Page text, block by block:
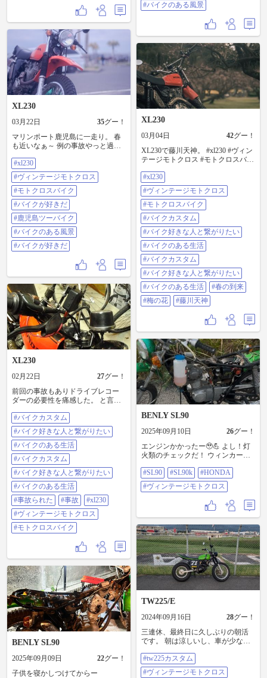
#バイクのある風景
XL230
03月22日 35グー！
マリンポート鹿児島に一走り。 春
も近いなぁ～ 例の事故やっと過失
活も近いかな？ だけど、XL230も
大好きよ！ #xl230 #ヴィンテージモ
トクロス #モトクロスバイク #バイ
クが好きだ #鹿児島ツーバイク #バ
イクのある風景 #バイクが好きだ
#xl230
#ヴィンテージモトクロス
#モトクロスバイク
#バイクが好きだ
#鹿児島ツーバイク
#バイクのある風景
#バイクが好きだ
XL230
03月04日 42グー！
XL230で藤川天神。 #xl230 #ヴィン
テージモトクロス #モトクロスバイ
人と繋がりたい #バイクのある生活
#バイクカスタム #バイク好きな人
と繋がりたい #バイクのある生活 #
春の到来 #梅の花 #藤川天神
#xl230
#ヴィンテージモトクロス
#モトクロスバイク
#バイクカスタム
#バイク好きな人と繋がりたい
#バイクのある生活
#バイクカスタム
#バイク好きな人と繋がりたい
#バイクのある生活
#春の到来
#梅の花
#藤川天神
XL230
02月22日 27グー！
前回の事故もありドライブレコー
ダーの必要性を痛感した。 と言う
クションカメラを取り付け。 本当
はデイトナのヘルメットにつける
前後撮影がいいのだが、ちょっと
金ないので繋ぎとして2000円位の
を前だけでもないよりはマシかと
思い、MP30かMP20を買うまで繋
ぎとしてね。 相手の保険会社、あ
り得ない過失割合を言ってやがっ
きたからな～ #バイクカスタム #バ
イク好きな人と繋がりたい #バイク
のある生活 #バイクカスタム #バイ
ク好きな人と繋がりたい #バイクの
ある生活 #事故られた #事故 #xl230
#ヴィンテージモトクロス #モトク
#バイクカスタム
#バイク好きな人と繋がりたい
#バイクのある生活
#バイクカスタム
#バイク好きな人と繋がりたい
#バイクのある生活
#事故られた
#事故
#xl230
#ヴィンテージモトクロス
#モトクロスバイク
BENLY SL90
2025年09月10日 26グー！
エンジンかかったー🥹💪 よし！灯
火類のチェックだ！ ウィンカー良
ON！ あれ、エンジン止まっ
た・・・ しかも再起動不能・・・
レギュレータかな、ヒューズか
な。 そーいやヒューズボックスな
いな🤔 自分が見た事あるレギュレ
ータも無い。 この時代は違う形し
てるのかな。 どれなんだろ🤔 調べ
ないと🤔💦 #SL90 #SL90k #HONDA
#ヴィンテージモトクロス
#SL90 #SL90k
#HONDA
#ヴィンテージモトクロス
BENLY SL90
2025年09月09日 22グー！
子供を寝かしつけてからー
TW225/E
2024年09月16日 28グー！
三連休、最終日に久しぶりの朝活
です。 朝は涼しいし、車が少ない
した。 金網の向こうは、アメリカ
空軍基地みたいな雰囲気で、 撮影
#tw225カスタム
#ヴィンテージモトクロス